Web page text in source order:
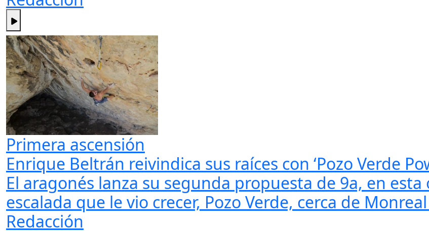
Primera ascensión
Enrique Beltrán reivindica sus raíces con ‘Pozo Verde
El aragonés lanza su segunda propuesta de 9a, en esta
escalada que le vio crecer, Pozo Verde, cerca de
Redacción